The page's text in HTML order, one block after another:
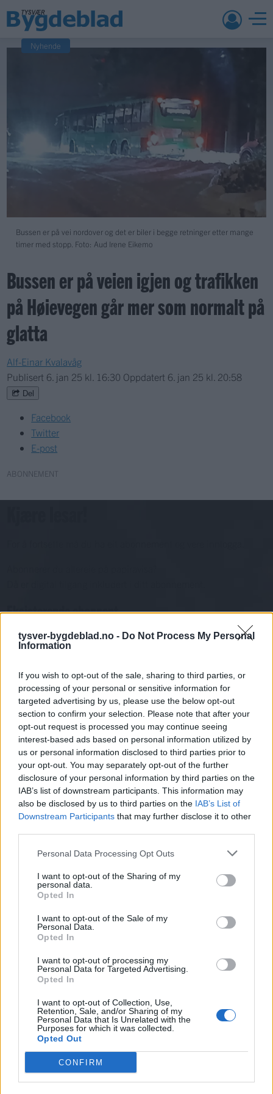
tysver-bygdeblad.no - Do Not Process My Personal
Information
If you wish to opt-out of the sale, sharing to third parties, or
processing of your personal or sensitive information for
targeted advertising by us, please use the below opt-out
section to confirm your selection. Please note that after your
opt-out request is processed you may continue seeing
interest-based ads based on personal information utilized by
us or personal information disclosed to third parties prior to
your opt-out. You may separately opt-out of the further
disclosure of your personal information by third parties on the
IAB’s list of downstream participants. This information may
also be disclosed by us to third parties on the IAB’s List of
Downstream Participants that may further disclose it to other
Personal Data Processing Opt Outs
I want to opt-out of the Sharing of my
personal data.
Opted In
I want to opt-out of the Sale of my
Personal Data.
Opted In
I want to opt-out of processing my
Personal Data for Targeted Advertising.
Opted In
I want to opt-out of Collection, Use,
Retention, Sale, and/or Sharing of my
Personal Data that Is Unrelated with the
Purposes for which it was collected.
Opted Out
CONFIRM
Bussen er på vei nordover og det er biler i begge retninger etter mange
timer med stopp. Foto: Aud Irene Eikemo
Nyhende
Bussen er på veien igjen og trafikken
på Høievegen går mer som normalt på
glatta
Alf-Einar Kvalavåg
Publisert 6. jan 25 kl. 16:30 Oppdatert 6. jan 25 kl. 20:58
Del
Facebook
Twitter
E-post
ABONNEMENT
Eksisterende abonnent
Abo. nr eller e-post
Passord
Har du ikkje abonnement?
Bli abonnent
Nyhende
Mest lest siste syv dager
– Finner roen på hytta